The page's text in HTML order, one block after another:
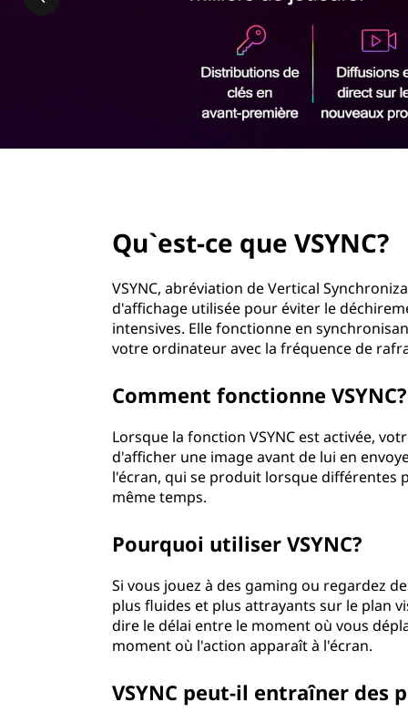
a
Qu`est-ce que VSYNC?
VSYNC, abréviation de Vertical
d'affichage utilisée pour éviter le
intensives. Elle fonctionne en
votre ordinateur avec la fréquence de
Comment fonctionne VSYNC?
Lorsque la fonction VSYNC est activée,
d'afficher une image avant de lui en
l'écran, qui se produit lorsque différentes
même temps.
Pourquoi utiliser VSYNC?
Si vous jouez à des gaming ou regardez
plus fluides et plus attrayants sur le plan
dire le délai entre le moment où vous
moment où l'action apparaît à l'écran.
VSYNC peut-il entraîner des